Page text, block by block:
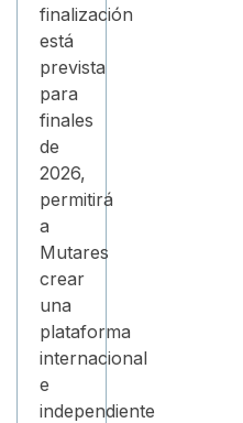
finalización
está
prevista
para
finales
de
2026,
permitirá
a
Mutares
crear
una
plataforma
internacional
e
independiente